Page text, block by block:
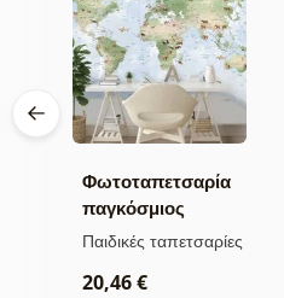
Φωτοταπετσαρία
παγκόσμιος
χάρτης με ζώα
Παιδικές ταπετσαρίες
20,46 €